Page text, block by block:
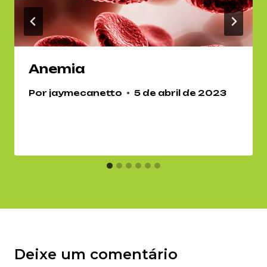
Anemia
Por jaymecanetto 5 de abril de 2023
Deixe um comentário